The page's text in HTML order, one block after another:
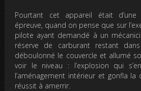
Pourtant cet appareil était
épreuve, quand on pense que sur
pilote ayant demandé à un
réserve de carburant restant
déboulonné le couvercle et allumé
voir le niveau : l’explosion qui
l’aménagement intérieur et gonfla
réussit à amerrir.